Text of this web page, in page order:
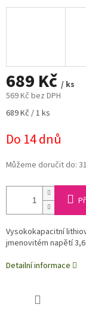
689 Kč / ks
569 Kč bez DPH
Měrná
689 Kč / 1 ks
Do 14 dnů
Můžeme doručit do:
Vysokokapacitní
jmenovitém napětí 3,6
Detailní informace